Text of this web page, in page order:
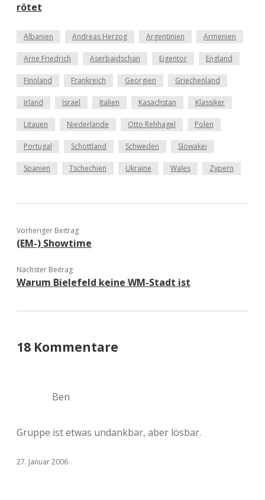
rötet
Albanien Andreas Herzog Argentinien Armenien
Arne Friedrich Aserbaidschan Eigentor England
Finnland Frankreich Georgien Griechenland
Irland Israel Italien Kasachstan Klassiker
Litauen Niederlande Otto Rehhagel Polen
Portugal Schottland Schweden Slowakei
Spanien Tschechien Ukraine Wales Zypern
Vorheriger Beitrag
(EM-) Showtime
Nächster Beitrag
Warum Bielefeld keine WM-Stadt ist
18 Kommentare
Ben
Gruppe ist etwas undankbar, aber lösbar.
27. Januar 2006